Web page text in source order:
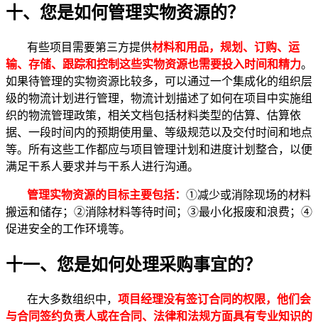
十、您是如何管理实物资源的？
有些项目需要第三方提供材料和用品，规划、订购、运
输、存储、跟踪和控制这些实物资源也需要投入时间和精力。
如果待管理的实物资源比较多，可以通过一个集成化的组织层
级的物流计划进行管理，物流计划描述了如何在项目中实施组
织的物流管理政策，相关文档包括材料类型的估算、估算依
据、一段时间内的预期使用量、等级规范以及交付时间和地点
等。所有这些工作都应与项目管理计划和进度计划整合，以便
满足干系人要求并与干系人进行沟通。
管理实物资源的目标主要包括： ①减少或消除现场的材料
搬运和储存；②消除材料等待时间；③最小化报废和浪费；④
促进安全的工作环境等。
十一、您是如何处理采购事宜的？
在大多数组织中， 项目经理没有签订合同的权限，他们会
与合同签约负责人或在合同、法律和法规方面具有专业知识的